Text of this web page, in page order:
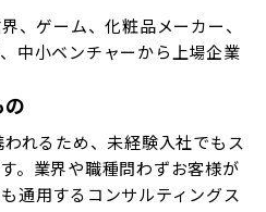
、ゲーム、化粧品メーカー、
中小ベンチャーから上場企業
の
れるため、未経験入社でもス
。業界や職種問わずお客様が
通用するコンサルティングス